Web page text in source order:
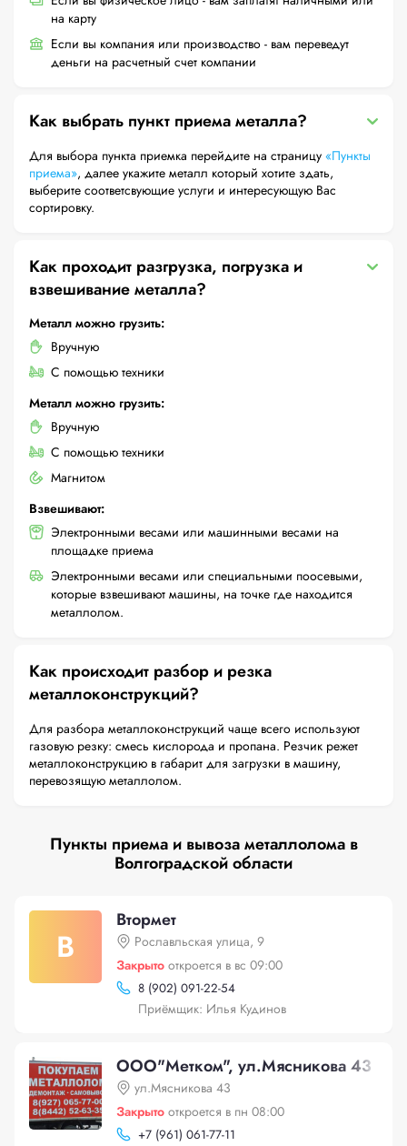
на карту
Если вы компания или производство - вам переведут
деньги на расчетный счет компании
Как выбрать пункт приема металла?
Для выбора пункта приемка перейдите на страницу «Пункты
приема», далее укажите металл который хотите здать,
выберите соответсвующие услуги и интересующую Вас
сортировку.
Как проходит разгрузка, погрузка и
взвешивание металла?
Металл можно грузить:
Вручную
С помощью техники
Металл можно грузить:
Вручную
С помощью техники
Магнитом
Взвешивают:
Электронными весами или машинными весами на
площадке приема
Электронными весами или специальными поосевыми,
которые взвешивают машины, на точке где находится
металлолом.
Как происходит разбор и резка
металлоконструкций?
Для разбора металлоконструкций чаще всего используют
газовую резку: смесь кислорода и пропана. Резчик режет
металлоконструкцию в габарит для загрузки в машину,
перевозящую металлолом.
Пункты приема и вывоза металлолома в
Волгоградской области
В
Втормет
Рославльская улица, 9
Закрыто откроется в вс 09:00
8 (902) 091-22-54
Приёмщик: Илья Кудинов
ООО"Mетком", ул.Мясникова 43
ул.Мясникова 43
Закрыто откроется в пн 08:00
+7 (961) 061-77-11